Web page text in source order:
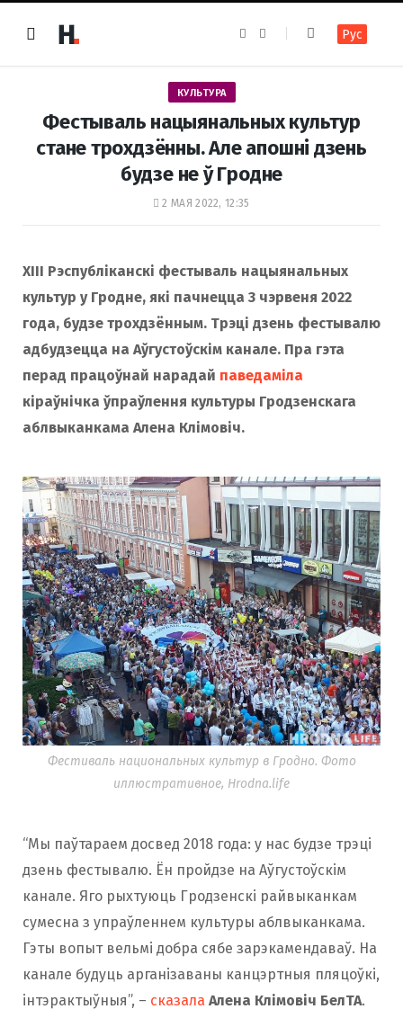
e
k
t
m
Рус
КУЛЬТУРА
Фестываль нацыянальных культур
стане трохдзённы. Але апошні дзень
будзе не ў Гродне
2 МАЯ 2022, 12:35
XIII Рэспубліканскі фестываль нацыянальных
культур у Гродне, які пачнецца 3 чэрвеня 2022
года, будзе трохдзённым. Трэці дзень фестывалю
адбудзецца на Аўгустоўскім канале. Пра гэта
перад працоўнай нарадай паведаміла
кіраўнічка ўпраўлення культуры Гродзенскага
аблвыканкама Алена Клімовіч.
Фестиваль национальных культур в Гродно. Фото
иллюстративное, Hrodna.life
“Мы паўтараем досвед 2018 года: у нас будзе трэці
дзень фестывалю. Ён пройдзе на Аўгустоўскім
канале. Яго рыхтуюць Гродзенскі райвыканкам
сумесна з упраўленнем культуры аблвыканкама.
Гэты вопыт вельмі добра сябе зарэкамендаваў. На
канале будуць арганізаваны канцэртныя пляцоўкі,
інтэрактыўныя”, – сказала Алена Клімовіч БелТА.